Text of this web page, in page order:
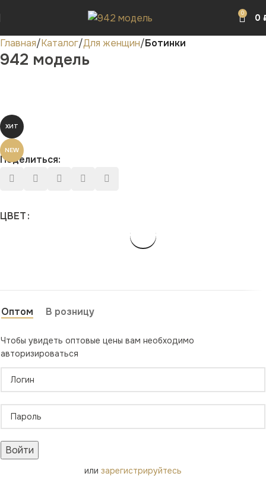
0 0
Главная Каталог Для женщин Ботинки
942 модель
ХИТ
NEW
Поделиться:
ЦВЕТ
Оптом В розницу
Чтобы увидеть оптовые цены вам необходимо
авторизироваться
Войти
или зарегистрируйтесь